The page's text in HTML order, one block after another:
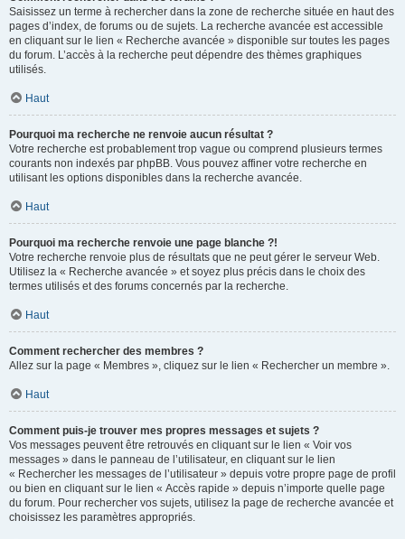
Saisissez un terme à rechercher dans la zone de recherche située en haut des
pages d’index, de forums ou de sujets. La recherche avancée est accessible
en cliquant sur le lien « Recherche avancée » disponible sur toutes les pages
du forum. L’accès à la recherche peut dépendre des thèmes graphiques
utilisés.
Haut
Pourquoi ma recherche ne renvoie aucun résultat ?
Votre recherche est probablement trop vague ou comprend plusieurs termes
courants non indexés par phpBB. Vous pouvez affiner votre recherche en
utilisant les options disponibles dans la recherche avancée.
Haut
Pourquoi ma recherche renvoie une page blanche ?!
Votre recherche renvoie plus de résultats que ne peut gérer le serveur Web.
Utilisez la « Recherche avancée » et soyez plus précis dans le choix des
termes utilisés et des forums concernés par la recherche.
Haut
Comment rechercher des membres ?
Allez sur la page « Membres », cliquez sur le lien « Rechercher un membre ».
Haut
Comment puis-je trouver mes propres messages et sujets ?
Vos messages peuvent être retrouvés en cliquant sur le lien « Voir vos
messages » dans le panneau de l’utilisateur, en cliquant sur le lien
« Rechercher les messages de l’utilisateur » depuis votre propre page de profil
ou bien en cliquant sur le lien « Accès rapide » depuis n’importe quelle page
du forum. Pour rechercher vos sujets, utilisez la page de recherche avancée et
choisissez les paramètres appropriés.